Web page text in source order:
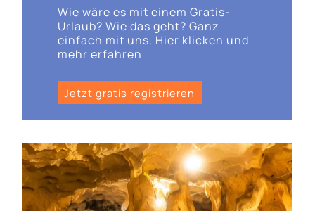
Wie wäre es mit einem Gratis-
Urlaub? Wie das geht? Ganz
einfach mit uns. Hier klicken und
mehr erfahren
Jetzt gratis registrieren